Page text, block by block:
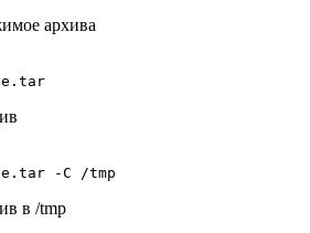
архива
-C /tmp
в /tmp